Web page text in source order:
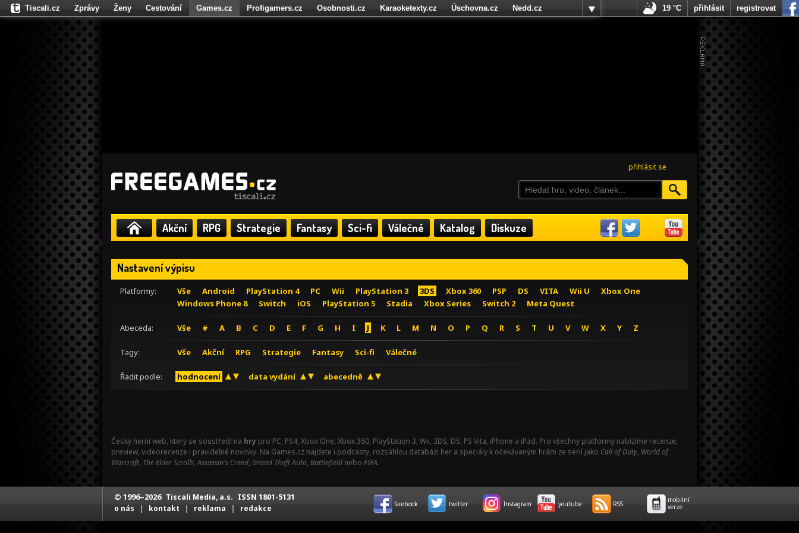
přihlásit se
Akční RPG Strategie Fantasy Sci-fi Válečné Katalog Diskuze
Nastavení výpisu
Platformy: Vše Android PlayStation 4 PC Wii PlayStation 3 3DS Xbox 360 PSP DS VITA Wii U
Xbox One
Windows Phone 8
Switch iOS PlayStation 5 Stadia Xbox Series Switch 2 Meta Quest
Abeceda: Vše # A B C D E F G H I J K L M N O P Q R S T U V W X Y Z
Tagy: Vše Akční RPG Strategie Fantasy Sci-fi Válečné
Řadit podle: hodnocení data vydání abecedně
Český herní web, který se soustředí na hry pro PC, PS4, Xbox One, Xbox 360, PlayStation 3, Wii, 3DS, DS, PS Vita, iPhone a iPad. Pro všechny platformy nabízíme recenze,
preview, videorecenze i pravidelné novinky. Na Games.cz najdete i podcasty, rozsáhlou databázi her a speciály k očekávaným hrám ze sérií jako Call of Duty, World of
Warcraft, The Elder Scrolls,Assassin's Creed, Grand Theft Auto, Battlefield nebo FIFA.
Tiscali.cz Zprávy Ženy Cestování Games.cz Profigamers.cz Osobnosti.cz Karaoketexty.cz Úschovna.cz
Nedd.cz
Fights.cz
19 °C přihlásit registrovat
© 1996–2026 Tiscali Media, a.s. ISSN 1801-5131
o nás | kontakt | reklama | redakce facebook twitter Instagram youtube RSS
mobilní
verze